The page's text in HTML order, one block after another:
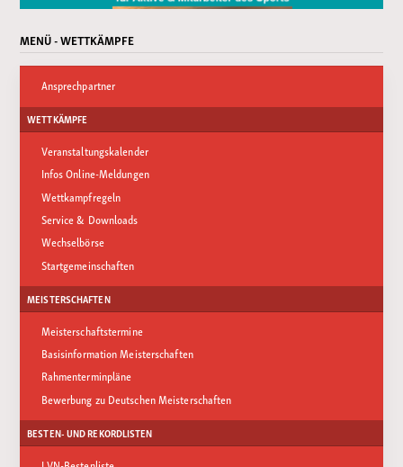
MENÜ - WETTKÄMPFE
Ansprechpartner
WETTKÄMPFE
Veranstaltungskalender
Infos Online-Meldungen
Wettkampfregeln
Service & Downloads
Wechselbörse
Startgemeinschaften
MEISTERSCHAFTEN
Meisterschaftstermine
Basisinformation Meisterschaften
Rahmenterminpläne
Bewerbung zu Deutschen Meisterschaften
BESTEN- UND REKORDLISTEN